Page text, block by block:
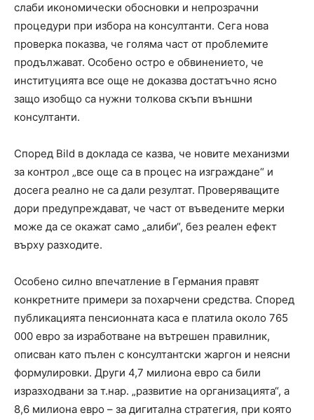
слаби икономически обосновки и непрозрачни
процедури при избора на консултанти. Сега нова
проверка показва, че голяма част от проблемите
продължават. Особено остро е обвинението, че
институцията все още не доказва достатъчно ясно
защо изобщо са нужни толкова скъпи външни
консултанти.
Според Bild в доклада се казва, че новите механизми
за контрол „все още са в процес на изграждане“ и
досега реално не са дали резултат. Проверяващите
дори предупреждават, че част от въведените мерки
може да се окажат само „алиби“, без реален ефект
върху разходите.
Особено силно впечатление в Германия правят
конкретните примери за похарчени средства. Според
публикацията пенсионната каса е платила около 765
000 евро за изработване на вътрешен правилник,
описван като пълен с консултантски жаргон и неясни
формулировки. Други 4,7 милиона евро са били
изразходвани за т.нар. „развитие на организацията“, а
8,6 милиона евро – за дигитална стратегия, при която